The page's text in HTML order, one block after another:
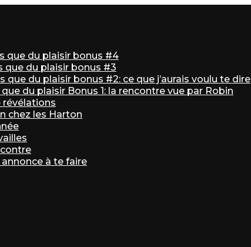
que du plaisir bonus #4
que du plaisir bonus #3
que du plaisir bonus #2: ce que j’aurais voulu te dire
du plaisir Bonus 1: la rencontre vue par Robin
révélations
chez les Harton
annonce à te faire